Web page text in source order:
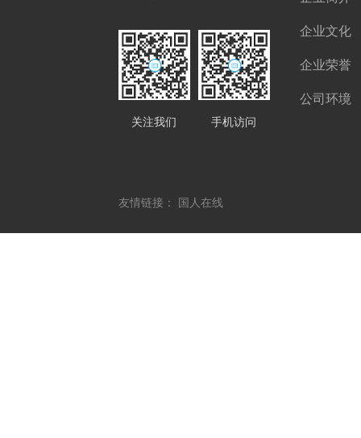
关注我们 手机访问
企业文化
企业荣誉
公司环境
友情链接： 国人在线